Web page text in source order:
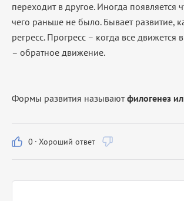
переходит в другое. Иногда появляется
чего раньше не было. Бывает развитие,
регресс. Прогресс – когда все движется
– обратное движение.
Формы развития называютфилогенез
0 · Хороший ответ